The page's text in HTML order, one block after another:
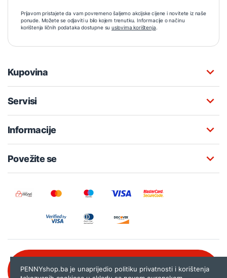
Prijavom pristajete da vam povremeno šaljemo akcijske cijene i novitete iz naše
ponude. Možete se odjaviti u bilo kojem trenutku. Informacije o načinu
korištenja ličnih podataka dostupne su uslovima korištenja.
Kupovina
Servisi
Informacije
Povežite se
PENNYshop.ba je unaprijedio politiku privatnosti i korištenja